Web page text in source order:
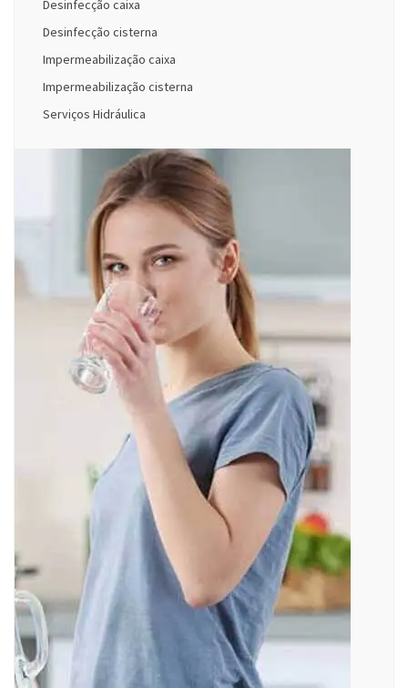
Desinfecção caixa
Desinfecção cisterna
Impermeabilização caixa
Impermeabilização cisterna
Serviços Hidráulica